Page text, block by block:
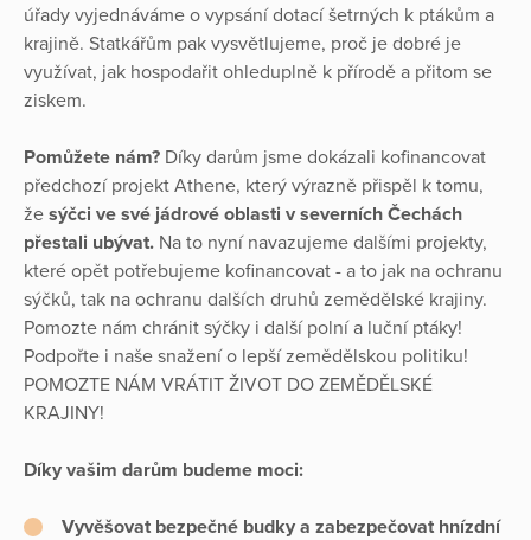
úřady vyjednáváme o vypsání dotací šetrných k ptákům a
krajině. Statkářům pak vysvětlujeme, proč je dobré je
využívat, jak hospodařit ohleduplně k přírodě a přitom se
ziskem.
Pomůžete nám? Díky darům jsme dokázali kofinancovat
předchozí projekt Athene, který výrazně přispěl k tomu,
že sýčci ve své jádrové oblasti v severních Čechách
přestali ubývat. Na to nyní navazujeme dalšími projekty,
které opět potřebujeme kofinancovat - a to jak na ochranu
sýčků, tak na ochranu dalších druhů zemědělské krajiny.
Pomozte nám chránit sýčky i další polní a luční ptáky!
Podpořte i naše snažení o lepší zemědělskou politiku!
POMOZTE NÁM VRÁTIT ŽIVOT DO ZEMĚDĚLSKÉ
KRAJINY!
Díky vašim darům budeme moci:
Vyvěšovat bezpečné budky a zabezpečovat hnízdní